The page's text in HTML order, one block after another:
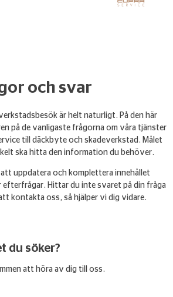
och svar
är helt naturligt. På den här
på de vanligaste frågorna om våra tjänster
till däckbyte och skadeverkstad. Målet
ska hitta den information du behöver.
uppdatera och komplettera innehållet
Hittar du inte svaret på din fråga
kontakta oss, så hjälper vi dig vidare.
du söker?
att höra av dig till oss.